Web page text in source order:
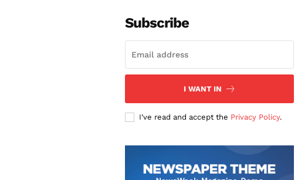
Subscribe
I WANT IN
I've read and accept the Privacy Policy.